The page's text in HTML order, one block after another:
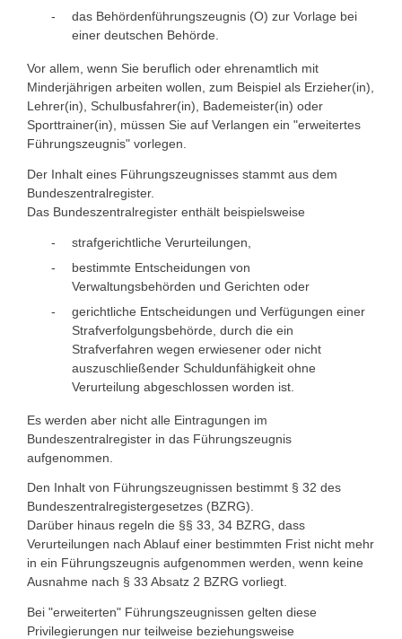
das Behördenführungszeugnis (O) zur Vorlage bei
einer deutschen Behörde.
Vor allem, wenn Sie beruflich oder ehrenamtlich mit
Minderjährigen arbeiten wollen, zum Beispiel als Erzieher(in),
Lehrer(in), Schulbusfahrer(in), Bademeister(in) oder
Sporttrainer(in), müssen Sie auf Verlangen ein "erweitertes
Führungszeugnis" vorlegen.
Der Inhalt eines Führungszeugnisses stammt aus dem
Bundeszentralregister.
Das Bundeszentralregister enthält beispielsweise
strafgerichtliche Verurteilungen,
bestimmte Entscheidungen von
Verwaltungsbehörden und Gerichten oder
gerichtliche Entscheidungen und Verfügungen einer
Strafverfolgungsbehörde, durch die ein
Strafverfahren wegen erwiesener oder nicht
auszuschließender Schuldunfähigkeit ohne
Verurteilung abgeschlossen worden ist.
Es werden aber nicht alle Eintragungen im
Bundeszentralregister in das Führungszeugnis
aufgenommen.
Den Inhalt von Führungszeugnissen bestimmt § 32 des
Bundeszentralregistergesetzes (BZRG).
Darüber hinaus regeln die §§ 33, 34 BZRG, dass
Verurteilungen nach Ablauf einer bestimmten Frist nicht mehr
in ein Führungszeugnis aufgenommen werden, wenn keine
Ausnahme nach § 33 Absatz 2 BZRG vorliegt.
Bei "erweiterten" Führungszeugnissen gelten diese
Privilegierungen nur teilweise beziehungsweise